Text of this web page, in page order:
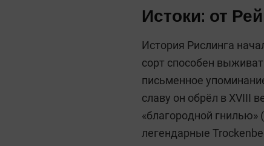
Истоки: от
История Рислинга
сорт способен
письменное
славу он обрёл в XVIII
«благородной гнилью»
легендарные